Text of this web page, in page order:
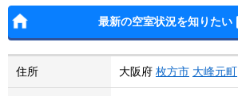
最新の空室状況を知りたい
住所 大阪府 枚方市 大峰元町